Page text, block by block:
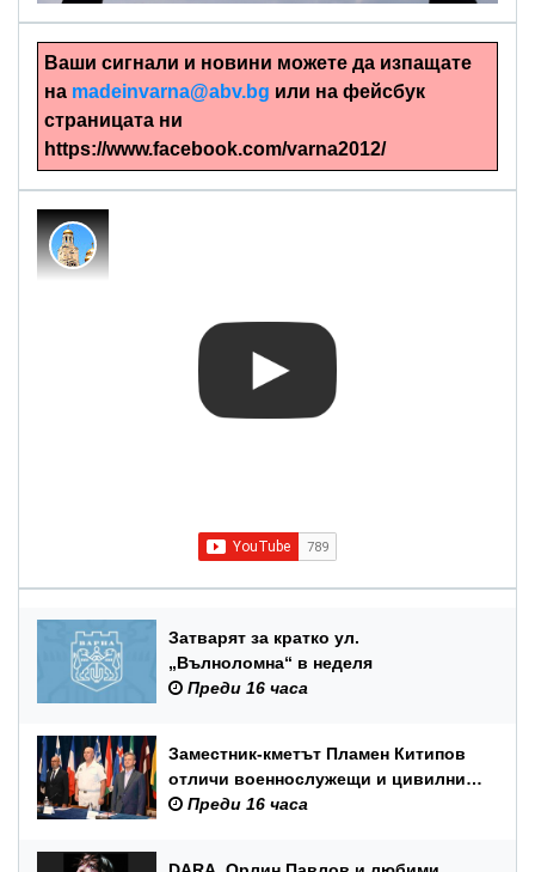
Ваши сигнали и новини можете да изпащате
на madeinvarna@abv.bg или на фейсбук
страницата ни
https://www.facebook.com/varna2012/
Затварят за кратко ул.
„Вълноломна“ в неделя
Преди 16 часа
Заместник-кметът Пламен Китипов
отличи военнослужещи и цивилни
служители по повод Празника на
Преди 16 часа